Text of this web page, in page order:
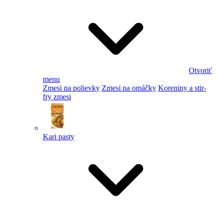
Otvoriť
menu
Zmesi na polievky Zmesi na omáčky Koreniny a stir-
fry zmesi
Kari pasty